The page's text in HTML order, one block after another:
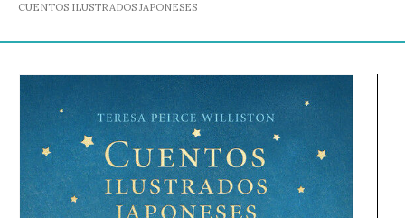
CUENTOS ILUSTRADOS JAPONESES